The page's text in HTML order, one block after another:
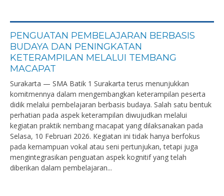
PENGUATAN PEMBELAJARAN BERBASIS
BUDAYA DAN PENINGKATAN
KETERAMPILAN MELALUI TEMBANG
MACAPAT
Surakarta — SMA Batik 1 Surakarta terus menunjukkan
komitmennya dalam mengembangkan keterampilan peserta
didik melalui pembelajaran berbasis budaya. Salah satu bentuk
perhatian pada aspek keterampilan diwujudkan melalui
kegiatan praktik nembang macapat yang dilaksanakan pada
Selasa, 10 Februari 2026. Kegiatan ini tidak hanya berfokus
pada kemampuan vokal atau seni pertunjukan, tetapi juga
mengintegrasikan penguatan aspek kognitif yang telah
diberikan dalam pembelajaran...